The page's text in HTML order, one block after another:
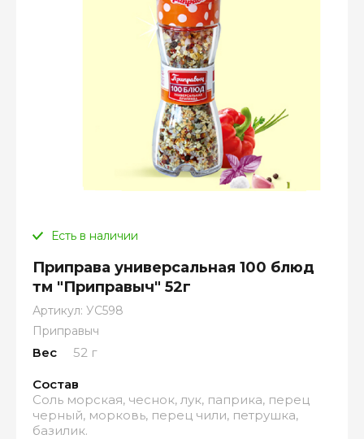
Есть в наличии
Приправа универсальная 100 блюд
тм "Приправыч" 52г
Артикул: УС598
Приправыч
Вес 52 г
Состав
Соль морская, чеснок, лук, паприка, перец
черный, морковь, перец чили, петрушка,
базилик.